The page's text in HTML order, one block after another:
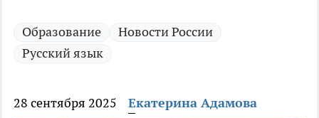
Образование
Новости России
Русский язык
28 сентября 2025 Екатерина Адамова